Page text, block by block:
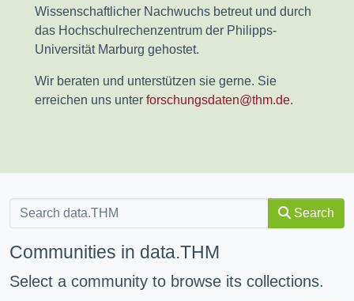
Wissenschaftlicher Nachwuchs betreut und durch
das Hochschulrechenzentrum der Philipps-
Universität Marburg gehostet.
Wir beraten und unterstützen sie gerne. Sie
erreichen uns unter forschungsdaten@thm.de.
Search
Communities in data.THM
Select a community to browse its collections.